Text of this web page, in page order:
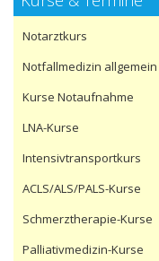
Notarztkurs
Notfallmedizin allgemein
Kurse Notaufnahme
LNA-Kurse
Intensivtransportkurs
ACLS/ALS/PALS-Kurse
Schmerztherapie-Kurse
Palliativmedizin-Kurse